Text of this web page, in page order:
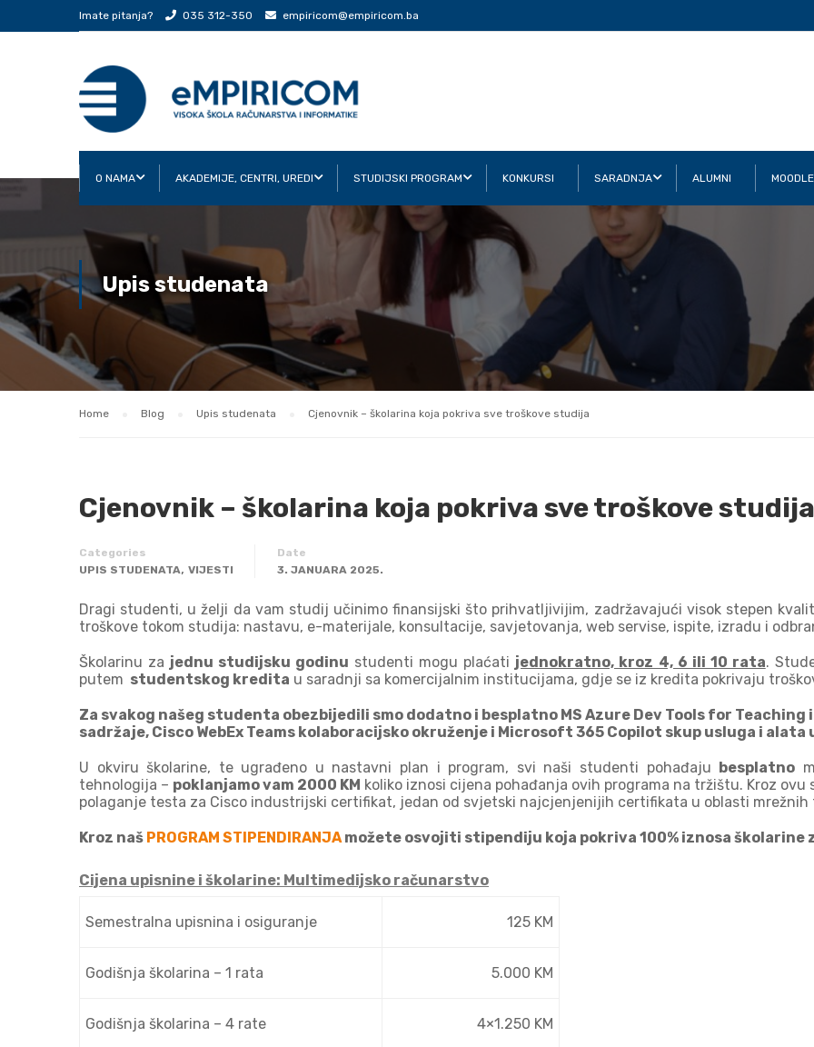
Imate pitanja? 035 312-350 empiricom@empiricom.ba
O NAMA AKADEMIJE, CENTRI, UREDI STUDIJSKI PROGRAM KONKURSI SARADNJA ALUMNI MOODLE
Upis studenata
Home Blog Upis studenata Cjenovnik – školarina koja pokriva sve troškove studija
Cjenovnik – školarina koja pokriva sve troškove studija
Categories
UPIS STUDENATA, VIJESTI
Date
3. JANUARA 2025.
Dragi studenti, u želji da vam studij učinimo finansijski što prihvatljivijim, zadržavajući visok stepen
troškove tokom studija: nastavu, e-materijale, konsultacije, savjetovanja, web servise, ispite, izradu i
Školarinu za jednu studijsku godinu studenti mogu plaćati jednokratno, kroz 4, 6 ili 10 rata.
putem studentskog kredita u saradnji sa komercijalnim institucijama, gdje se iz kredita pokrivaju
Za svakog našeg studenta obezbijedili smo dodatno i besplatno MS Azure Dev Tools for
sadržaje, Cisco WebEx Teams kolaboracijsko okruženje i Microsoft 365 Copilot skup usluga i alata
U okviru školarine, te ugrađeno u nastavni plan i program, svi naši studenti pohađaju besplatno
tehnologija – poklanjamo vam 2000 KM koliko iznosi cijena pohađanja ovih programa na tržištu. Kroz
polaganje testa za Cisco industrijski certifikat, jedan od svjetski najcjenjenijih certifikata u oblasti mrežnih
Kroz naš PROGRAM STIPENDIRANJAmožete osvojiti stipendiju koja pokriva 100% iznosa školarine
Cijena upisnine i školarine: Multimedijsko računarstvo
Semestralna upisnina i osiguranje 125 KM
Godišnja školarina – 1 rata 5.000 KM
Godišnja školarina – 4 rate 4×1.250 KM